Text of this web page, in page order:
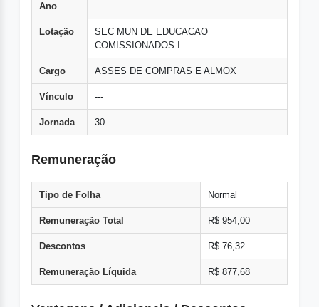
Ano
Lotação
SEC MUN DE EDUCACAO
COMISSIONADOS I
Cargo ASSES DE COMPRAS E ALMOX
Vínculo ---
Jornada 30
Remuneração
Tipo de Folha Normal
Remuneração Total R$ 954,00
Descontos R$ 76,32
Remuneração Líquida R$ 877,68